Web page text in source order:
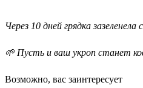
Через 10 дней грядка зазеленела
🌱 Пусть и ваш укроп станет
Возможно, вас заинтересует